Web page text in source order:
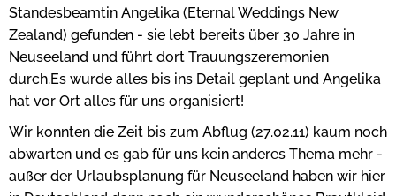
Standesbeamtin Angelika (Eternal Weddings New
Zealand) gefunden - sie lebt bereits über 30 Jahre in
Neuseeland und führt dort Trauungszeremonien
durch.Es wurde alles bis ins Detail geplant und Angelika
hat vor Ort alles für uns organisiert!
Wir konnten die Zeit bis zum Abflug (27.02.11) kaum noch
abwarten und es gab für uns kein anderes Thema mehr -
außer der Urlaubsplanung für Neuseeland haben wir hier